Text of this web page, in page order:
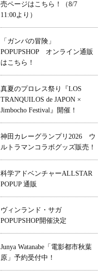
売ページはこちら！（8/7
11:00より）
「ガンバの冒険」
POPUPSHOP オンライン通販
はこちら！
真夏のプロレス祭り『LOS
TRANQUILOS de JAPON ×
Jimbocho Festival』開催！
神田カレーグランプリ2026 ウ
ルトラマンコラボグッズ販売！
科学アドベンチャーALLSTAR
POPUP 通販
ヴィンランド・サガ
POPUPSHOP開催決定
Junya Watanabe「電影都市秋葉
原」予約受付中！